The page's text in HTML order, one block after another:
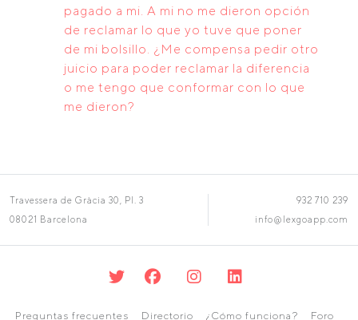
pagado a mi. A mi no me dieron opción
de reclamar lo que yo tuve que poner
de mi bolsillo. ¿Me compensa pedir otro
juicio para poder reclamar la diferencia
o me tengo que conformar con lo que
me dieron?
Travessera de Gràcia 30, Pl. 3
08021 Barcelona
932 710 239
info@lexgoapp.com
Preguntas frecuentes Directorio ¿Cómo funciona? Foro